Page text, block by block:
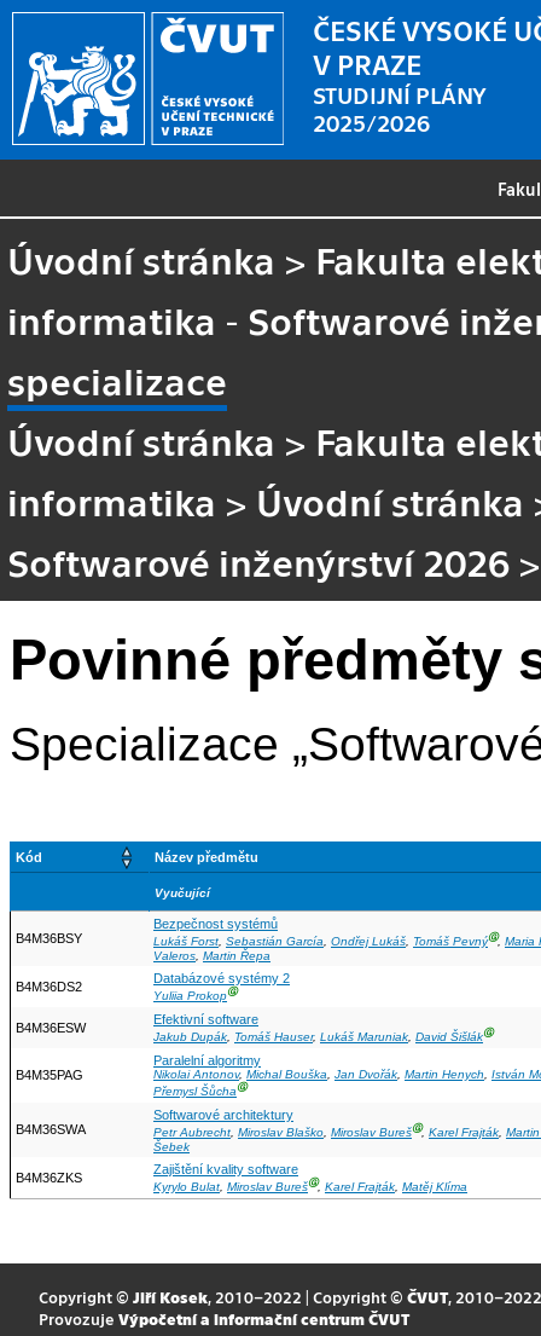
ČESKÉ VYSOKÉ
V PRAZE
STUDIJNÍ PLÁNY
2025/2026
Úvodní stránka > Fakulta
informatika - Softwarové
specializace
Úvodní stránka > Fakulta
informatika > Úvodní stránka
Softwarové inženýrství 2026
Povinné předměty
Specializace
Kód Název předmětu
Vyučující
B4M36BSY
Bezpečnost systémů
Lukáš Forst, Sebastián García, Ondřej Lukáš, Tomáš PevnýⒼ, Maria
Valeros Martin Řepa
B4M36DS2
Databázové systémy 2
Yuliia ProkopⒼ
B4M36ESW
Efektivní software
Jakub Dupák, Tomáš Hauser, Lukáš Maruniak, David ŠišlákⒼ
B4M35PAG
Paralelní algoritmy
Nikolai Antonov, Michal Bouška, Jan Dvořák, Martin Henych, István
Přemysl ŠůchaⒼ
B4M36SWA
Softwarové architektury
Petr Aubrecht, Miroslav Blaško, Miroslav BurešⒼ, Karel Frajták,
Šebek
B4M36ZKS
Zajištění kvality software
Kyrylo Bulat, Miroslav BurešⒼ, Karel Frajták, Matěj Klíma
Copyright © Jiří Kosek, 2010–2022 | Copyright © ČVUT, 2010–2022
Provozuje Výpočetní a informační centrum ČVUT